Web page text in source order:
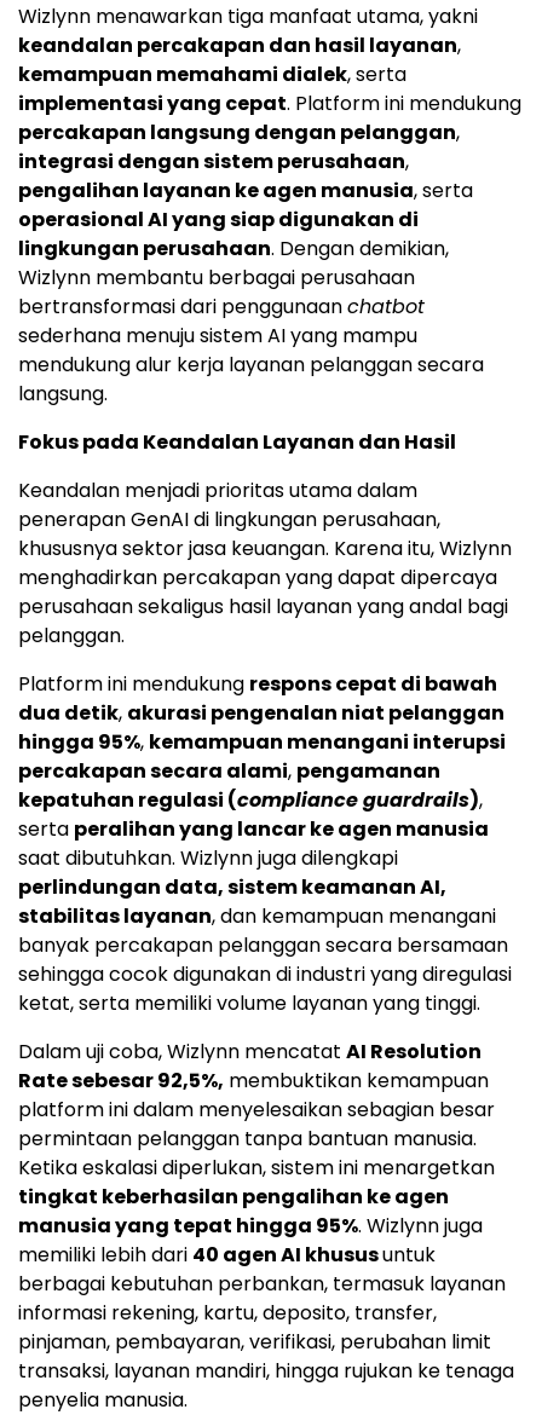
Wizlynn menawarkan tiga manfaat utama, yakni
keandalan percakapan dan hasil layanan,
kemampuan memahami dialek, serta
implementasi yang cepat. Platform ini mendukung
percakapan langsung dengan pelanggan,
integrasi dengan sistem perusahaan,
pengalihan layanan ke agen manusia, serta
operasional AI yang siap digunakan di
lingkungan perusahaan. Dengan demikian,
Wizlynn membantu berbagai perusahaan
bertransformasi dari penggunaanchatbot
sederhana menuju sistem AI yang mampu
mendukung alur kerja layanan pelanggan secara
langsung.
Fokus pada Keandalan Layanan dan Hasil
Keandalan menjadi prioritas utama dalam
penerapan GenAI di lingkungan perusahaan,
khususnya sektor jasa keuangan. Karena itu, Wizlynn
menghadirkan percakapan yang dapat dipercaya
perusahaan sekaligus hasil layanan yang andal bagi
pelanggan.
Platform ini mendukung respons cepat di bawah
dua detik, akurasi pengenalan niat pelanggan
hingga 95%, kemampuan menangani interupsi
percakapan secara alami, pengamanan
kepatuhan regulasi (compliance guardrails),
serta peralihan yang lancar ke agen manusia
saat dibutuhkan. Wizlynn juga dilengkapi
perlindungan data, sistem keamanan AI,
stabilitas layanan, dan kemampuan menangani
banyak percakapan pelanggan secara bersamaan
sehingga cocok digunakan di industri yang diregulasi
ketat, serta memiliki volume layanan yang tinggi.
Dalam uji coba, Wizlynn mencatat AI Resolution
Rate sebesar 92,5%, membuktikan kemampuan
platform ini dalam menyelesaikan sebagian besar
permintaan pelanggan tanpa bantuan manusia.
Ketika eskalasi diperlukan, sistem ini menargetkan
tingkat keberhasilan pengalihan ke agen
manusia yang tepat hingga 95%. Wizlynn juga
memiliki lebih dari 40 agen AI khususuntuk
berbagai kebutuhan perbankan, termasuk layanan
informasi rekening, kartu, deposito, transfer,
pinjaman, pembayaran, verifikasi, perubahan limit
transaksi, layanan mandiri, hingga rujukan ke tenaga
penyelia manusia.